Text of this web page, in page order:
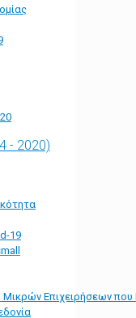
- 2020)
19
Επιχειρήσεων